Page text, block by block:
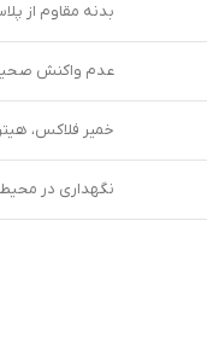
بدنه مقاوم از پلاستیک با
عدم واکنش
خمیر فلاکس،
نگهداری در